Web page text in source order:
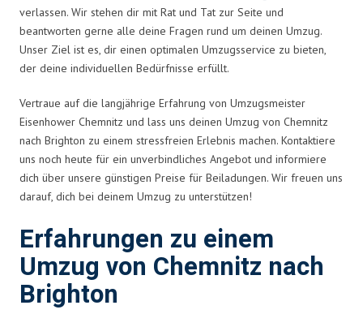
verlassen. Wir stehen dir mit Rat und Tat zur Seite und
beantworten gerne alle deine Fragen rund um deinen Umzug.
Unser Ziel ist es, dir einen optimalen Umzugsservice zu bieten,
der deine individuellen Bedürfnisse erfüllt.
Vertraue auf die langjährige Erfahrung von Umzugsmeister
Eisenhower Chemnitz und lass uns deinen Umzug von Chemnitz
nach Brighton zu einem stressfreien Erlebnis machen. Kontaktiere
uns noch heute für ein unverbindliches Angebot und informiere
dich über unsere günstigen Preise für Beiladungen. Wir freuen uns
darauf, dich bei deinem Umzug zu unterstützen!
Erfahrungen zu einem
Umzug von Chemnitz nach
Brighton